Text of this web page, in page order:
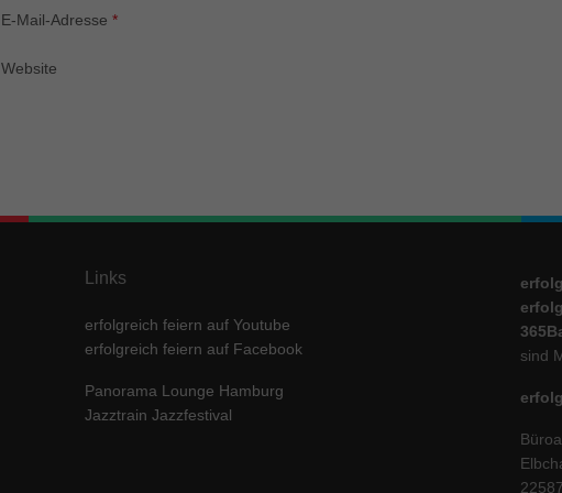
E-Mail-Adresse *
Website
Links
erfolgreich feiern auf Youtube
erfolgreich feiern auf Facebook
Panorama Lounge Hamburg
Jazztrain Jazzfestival
sind
Cookie-Informationen anzeigen
Externe Medien (5)
Inhalte von Videoplattformen und Social-Media-Plattformen werden standardmäßig blockiert.
Wenn Cookies von externen Medien akzeptiert werden, bedarf der Zugriff auf diese Inhalte
keiner manuellen Einwilligung mehr.
powered by Borlabs Cookie Impressum